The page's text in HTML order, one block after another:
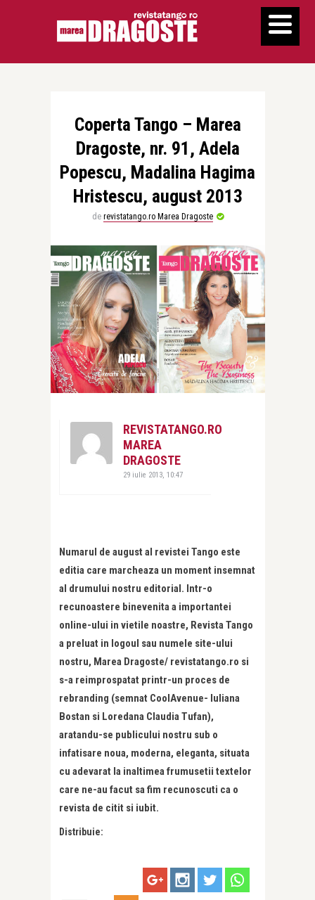
Coperta Tango – Marea
Dragoste, nr. 91, Adela
Popescu, Madalina Hagima
Hristescu, august 2013
de revistatango.ro Marea Dragoste
REVISTATANGO.RO
MAREA
DRAGOSTE
29 iulie 2013, 10:47
Numarul de august al revistei Tango este
editia care marcheaza un moment insemnat
al drumului nostru editorial. Intr-o
recunoastere binevenita a importantei
online-ului in vietile noastre, Revista Tango
a preluat in logoul sau numele site-ului
nostru, Marea Dragoste/ revistatango.ro si
s-a reimprospatat printr-un proces de
rebranding (semnat CoolAvenue- Iuliana
Bostan si Loredana Claudia Tufan),
aratandu-se publicului nostru sub o
infatisare noua, moderna, eleganta, situata
cu adevarat la inaltimea frumusetii textelor
care ne-au facut sa fim recunoscuti ca o
revista de citit si iubit.
Distribuie: